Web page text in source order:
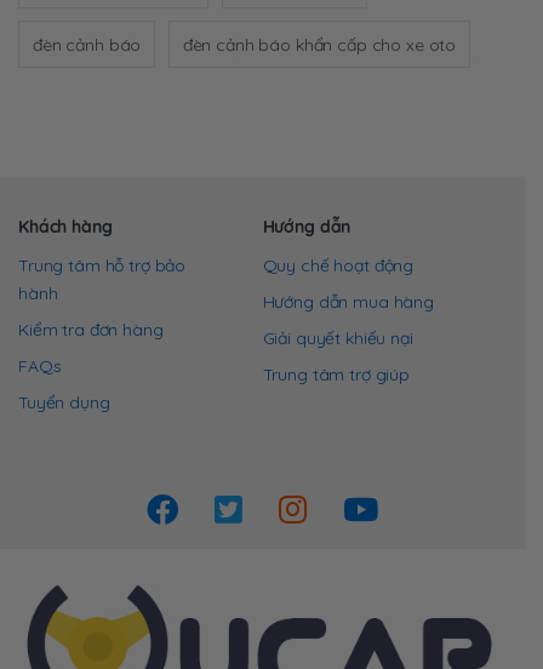
đèn cảnh báo đèn cảnh báo khẩn cấp cho xe oto
Khách hàng
Trung tâm hỗ trợ bảo
hành
Kiểm tra đơn hàng
FAQs
Tuyển dụng
Hướng dẫn
Quy chế hoạt động
Hướng dẫn mua hàng
Giải quyết khiếu nại
Trung tâm trợ giúp